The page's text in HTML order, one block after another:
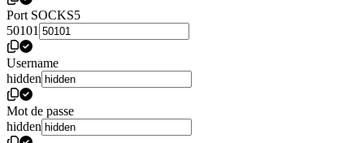
Port SOCKS5
50101
Username
hidden
Mot de passe
hidden